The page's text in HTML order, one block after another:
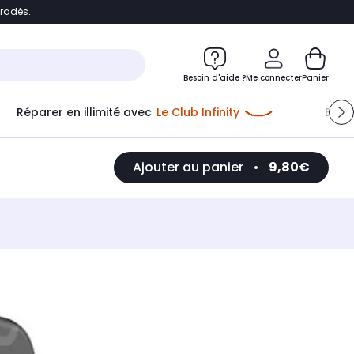
Accéder directement au chatbot
Besoin d'aide ?Me connecter
Me connecter
Nouveau client Créer mon compte
ou me connecter avec
Panier
Réparer en illimité avec Le Club Infinity
Ajouter au panier • 9,80€